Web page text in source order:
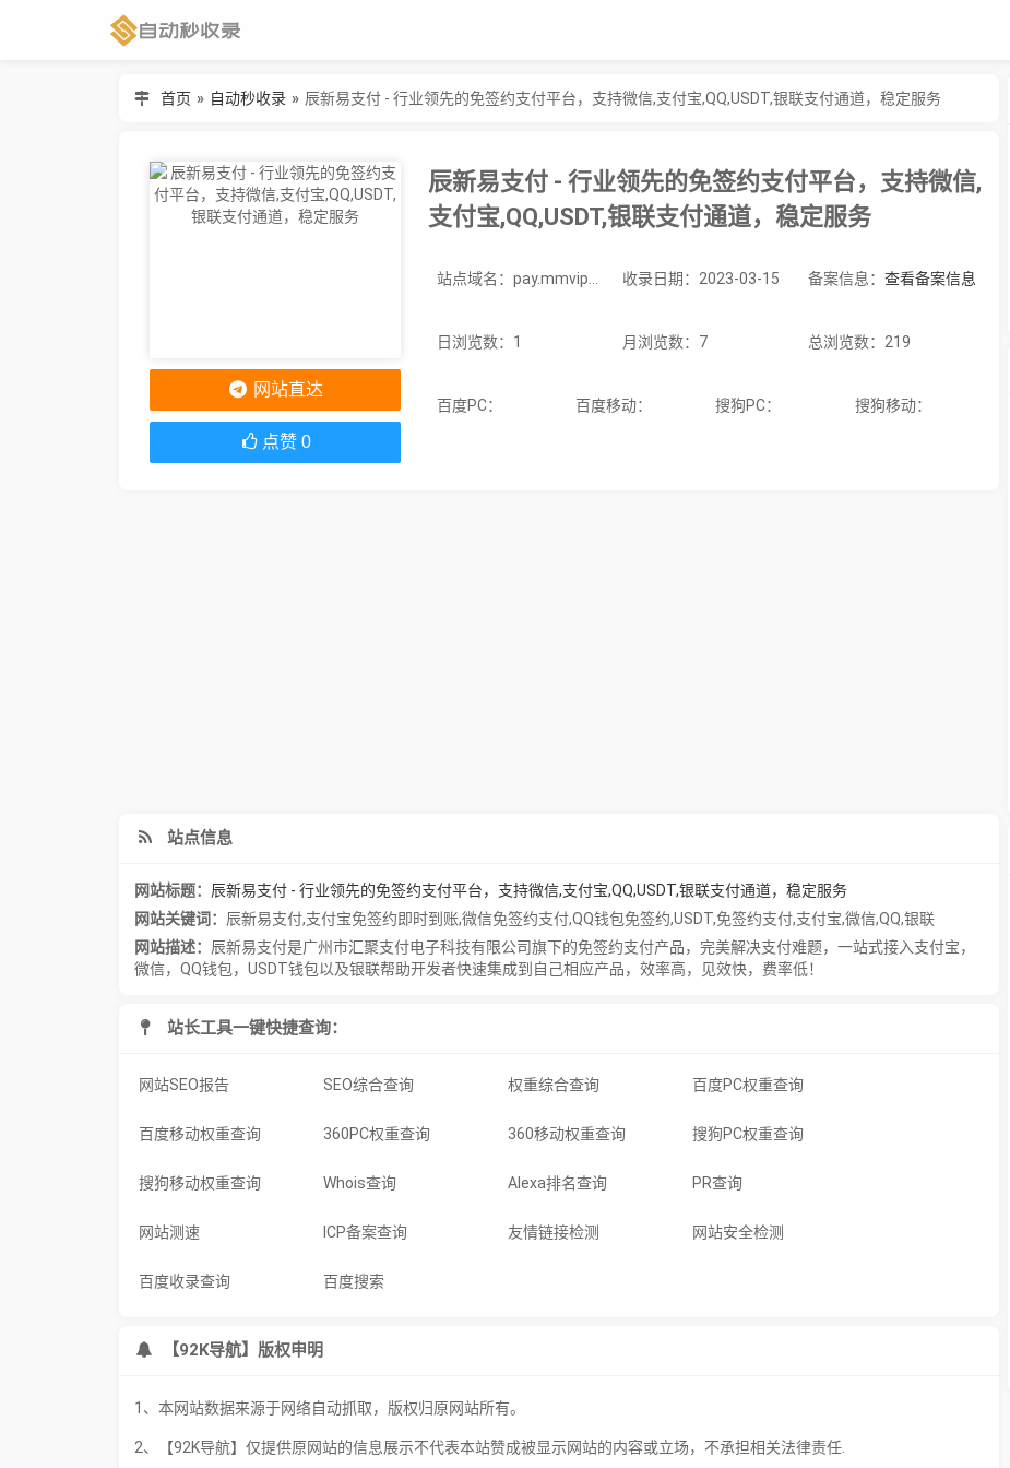
首页 » 自动秒收录 » 辰新易支付 - 行业领先的免签约支付平台，支持微信,支付宝,QQ,USDT,银联支付通道，稳定服务
辰新易支付 - 行业领先的免签约支付平台，支持微信,
支付宝,QQ,USDT,银联支付通道，稳定服务
站点域名：pay.mmvipcn.top 收录日期：2023-03-15 备案信息：查看备案信息
日浏览数：1 月浏览数：7 总浏览数：219
百度PC： 百度移动： 搜狗PC： 搜狗移动：
网站直达
点赞 0
站点信息
网站标题： 辰新易支付 - 行业领先的免签约支付平台，支持微信,支付宝,QQ,USDT,银联支付通道，稳定服务
网站关键词： 辰新易支付,支付宝免签约即时到账,微信免签约支付,QQ钱包免签约,USDT,免签约支付,支付宝,微信,QQ,银联
网站描述： 辰新易支付是广州市汇聚支付电子科技有限公司旗下的免签约支付产品，完美解决支付难题，一站式接入支付宝，
微信，QQ钱包，USDT钱包以及银联帮助开发者快速集成到自己相应产品，效率高，见效快，费率低！
站长工具一键快捷查询：
网站SEO报告 SEO综合查询 权重综合查询 百度PC权重查询
百度移动权重查询 360PC权重查询 360移动权重查询 搜狗PC权重查询
搜狗移动权重查询 Whois查询 Alexa排名查询 PR查询
网站测速 ICP备案查询 友情链接检测 网站安全检测
百度收录查询 百度搜索
【92K导航】版权申明
1、本网站数据来源于网络自动抓取，版权归原网站所有。
2、【92K导航】仅提供原网站的信息展示不代表本站赞成被显示网站的内容或立场，不承担相关法律责任.